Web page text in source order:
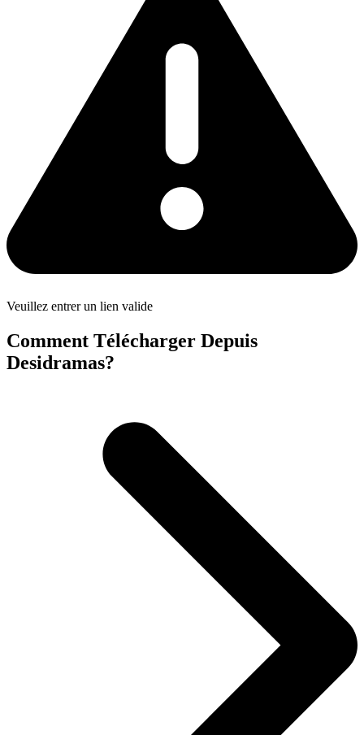
Veuillez entrer un lien valide
Comment Télécharger Depuis
Desidramas?